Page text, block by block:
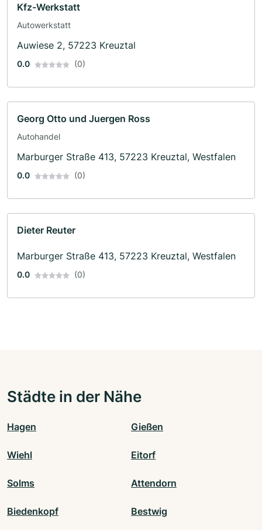
Kfz-Werkstatt
Autowerkstatt
Auwiese 2, 57223 Kreuztal
0.0 (0)
Georg Otto und Juergen Ross
Autohandel
Marburger Straße 413, 57223 Kreuztal, Westfalen
0.0 (0)
Dieter Reuter
Marburger Straße 413, 57223 Kreuztal, Westfalen
0.0 (0)
Städte in der Nähe
Hagen Gießen
Wiehl Eitorf
Solms Attendorn
Biedenkopf Bestwig